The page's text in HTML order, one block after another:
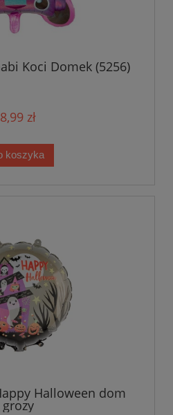
Koci Domek (5256)
8,99 zł
koszyka
Halloween dom
grozy